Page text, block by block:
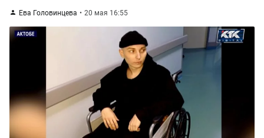
Ева Головинцева 20 мая 16:55